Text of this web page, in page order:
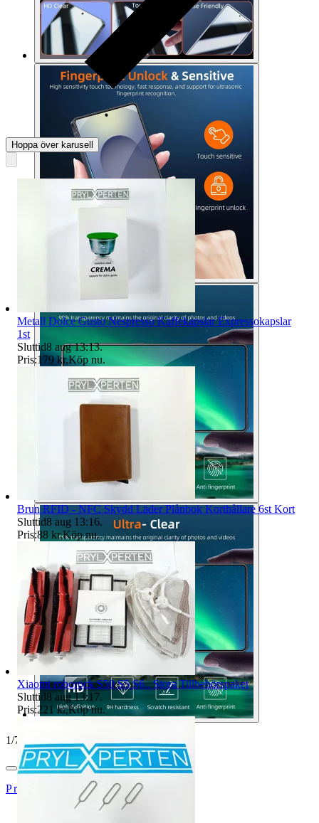
1/7
Prylxperten
Hoppa över karusell
Metall Dolce Gusto Nespresso Kaffekapslar Expressokapslar
1st
Sluttid8 aug 13:13.
Pris:179 kr,Köp nu.
Brun RFID - NFC Skydd Läder Plånbok Korthållare 6st Kort
Sluttid8 aug 13:16.
Pris:88 kr,Köp nu.
Xiaomi roborock S50 S5 S6.. Stora Tillbehörspaket
Sluttid8 aug 13:17.
Pris:221 kr,Köp nu.